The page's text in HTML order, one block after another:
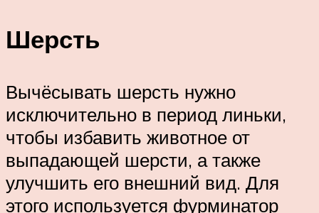
Шерсть
Вычёсывать шерсть нужно
исключительно в период линьки,
чтобы избавить животное от
выпадающей шерсти, а также
улучшить его внешний вид. Для
этого используется фурминатор